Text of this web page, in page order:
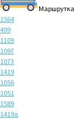
Маршрутка
1564
499
1109
1097
1073
1419
1056
1051
1589
1419а